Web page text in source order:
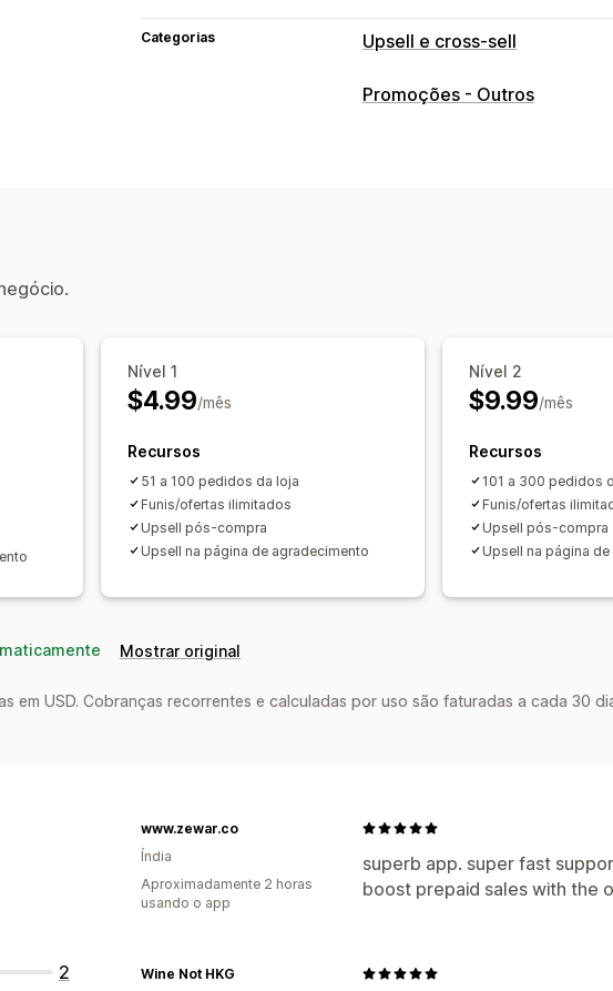
Categorias Upsell e cross-sell
Personalização
Promoções - Outros
Nível 1
$4.99/mês
Recursos
51 a 100 pedidos da loja
Funis/ofertas ilimitados
Upsell pós-compra
Upsell na página de agradecimento
Nível 2
$9.99/mês
Recursos
101 a 300 pedidos
Funis/ofertas
Upsell pós-compra
Upsell na página
Mostrar original
em USD. Cobranças recorrentes e calculadas por uso são faturadas a cada 30
2
superb app. super fast
boost prepaid sales with the
www.zewar.co
Índia
Aproximadamente 2 horas
usando o app
Wine Not HKG